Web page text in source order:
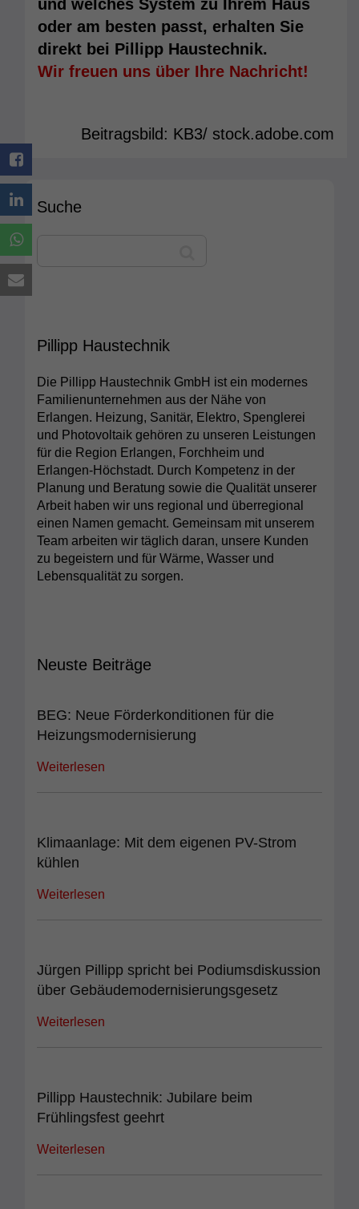
und welches System zu Ihrem Haus
oder am besten passt, erhalten Sie
direkt bei Pillipp Haustechnik.
Wir freuen uns über Ihre Nachricht!
Beitragsbild: KB3/ stock.adobe.com
Suche
Pillipp Haustechnik
Die Pillipp Haustechnik GmbH ist ein modernes
Familienunternehmen aus der Nähe von
Erlangen. Heizung, Sanitär, Elektro, Spenglerei
und Photovoltaik gehören zu unseren Leistungen
für die Region Erlangen, Forchheim und
Erlangen-Höchstadt. Durch Kompetenz in der
Planung und Beratung sowie die Qualität unserer
Arbeit haben wir uns regional und überregional
einen Namen gemacht. Gemeinsam mit unserem
Team arbeiten wir täglich daran, unsere Kunden
zu begeistern und für Wärme, Wasser und
Lebensqualität zu sorgen.
Neuste Beiträge
BEG: Neue Förderkonditionen für die
Heizungsmodernisierung
Weiterlesen
Klimaanlage: Mit dem eigenen PV-Strom
kühlen
Weiterlesen
Jürgen Pillipp spricht bei Podiumsdiskussion
über Gebäudemodernisierungsgesetz
Weiterlesen
Pillipp Haustechnik: Jubilare beim
Frühlingsfest geehrt
Weiterlesen